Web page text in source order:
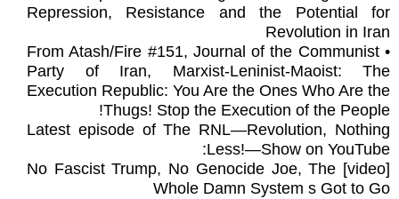
Repression, Resistance and the Potential for
Revolution in Iran
• From Atash/Fire #151, Journal of the Communist
Party of Iran, Marxist-Leninist-Maoist: The
Execution Republic: You Are the Ones Who Are the
Thugs! Stop the Execution of the People!
Latest episode of The RNL—Revolution, Nothing
Less!—Show on YouTube:
[video] No Fascist Trump, No Genocide Joe, The
Whole Damn System s Got to Go